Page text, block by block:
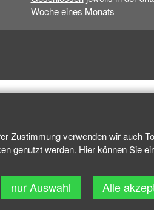
Woche eines Monats
Zustimmung verwenden wir auch
genutzt werden. Hier können Sie
nur Auswahl Alle